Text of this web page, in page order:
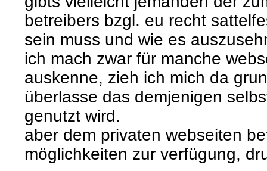
betreibers bzgl. eu recht
sein muss und wie es
ich mach zwar für manche
auskenne, zieh ich mich da
überlasse das demjenigen
genutzt wird.
aber dem privaten webseiten
möglichkeiten zur verfügung,